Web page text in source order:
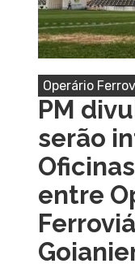
Operário
PM
serão
entre